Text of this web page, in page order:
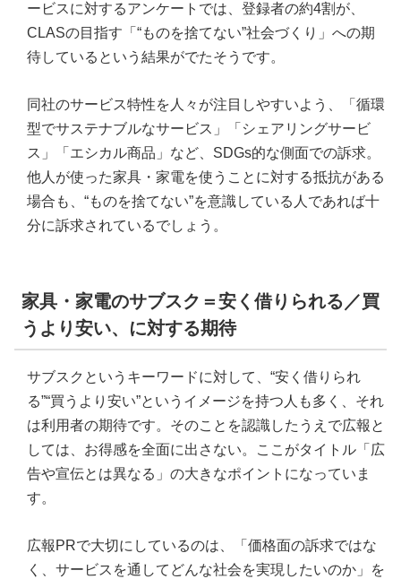
ービスに対するアンケートでは、登録者の約4割が、
CLASの目指す「“ものを捨てない”社会づくり」への期
待しているという結果がでたそうです。
同社のサービス特性を人々が注目しやすいよう、「循環
型でサステナブルなサービス」「シェアリングサービ
ス」「エシカル商品」など、SDGs的な側面での訴求。
他人が使った家具・家電を使うことに対する抵抗がある
場合も、“ものを捨てない”を意識している人であれば十
分に訴求されているでしょう。
家具・家電のサブスク＝安く借りられる／買
うより安い、に対する期待
サブスクというキーワードに対して、“安く借りられ
る”“買うより安い”というイメージを持つ人も多く、それ
は利用者の期待です。そのことを認識したうえで広報と
しては、お得感を全面に出さない。ここがタイトル「広
告や宣伝とは異なる」の大きなポイントになっていま
す。
広報PRで大切にしているのは、「価格面の訴求ではな
く、サービスを通してどんな社会を実現したいのか」を